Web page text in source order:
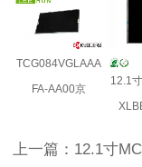
TCG084VGLAAA
FA-AA00京
12.1
上一篇： 12.1寸